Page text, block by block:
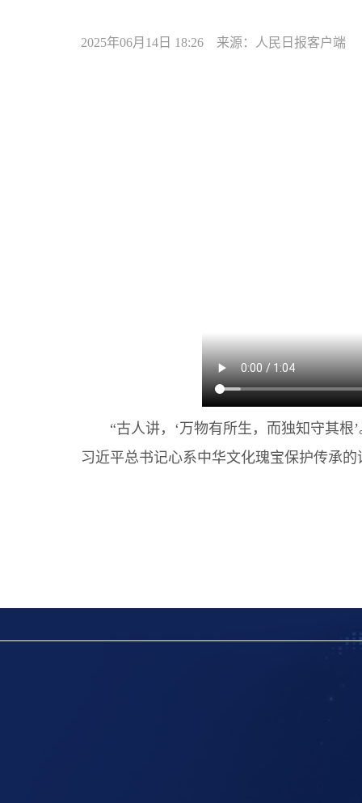
2025年06月14日 18:26 来源：人民日报客户端
“古人讲，‘万物有所生，而独知守其根’
习近平总书记心系中华文化瑰宝保护传承